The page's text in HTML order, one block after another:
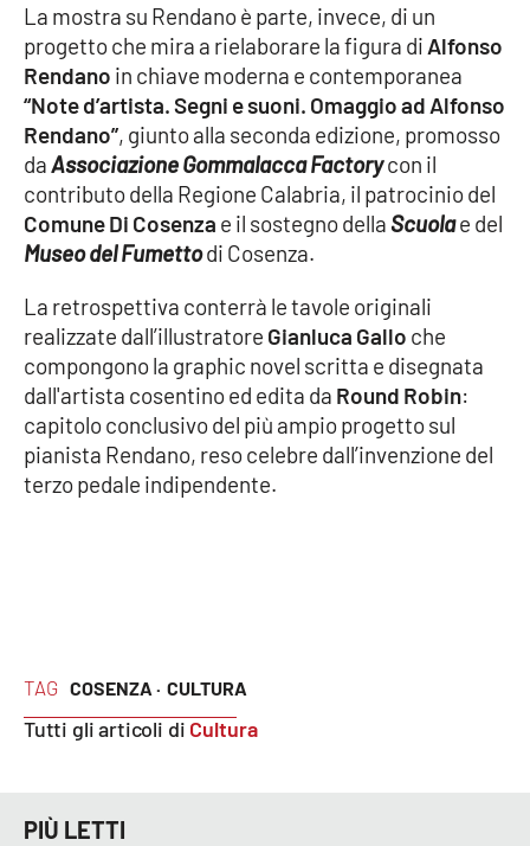
LaC Network
LaC OnAir
EDIZIONI
LOCALI
Catanzaro
Crotone
Vibo Valentia
Reggio Calabria
Buona Sanità Calabria
CALABRIAVISIONE
TAG COSENZA · CULTURA
Tutti gli articoli di Cultura
La mostra su Rendano è parte, invece, di un
progetto che mira a rielaborare la figura di Alfonso
Rendano in chiave moderna e contemporanea
“Note d’artista. Segni e suoni. Omaggio ad Alfonso
Rendano”, giunto alla seconda edizione, promosso
daAssociazione Gommalacca Factorycon il
contributo della Regione Calabria, il patrocinio del
Comune Di Cosenza e il sostegno della Scuolae del
Museo del Fumettodi Cosenza.
La retrospettiva conterrà le tavole originali
realizzate dall’illustratore Gianluca Gallo che
compongono la graphic novel scritta e disegnata
dall'artista cosentino ed edita da Round Robin:
capitolo conclusivo del più ampio progetto sul
pianista Rendano, reso celebre dall’invenzione del
terzo pedale indipendente.
PIÙ LETTI